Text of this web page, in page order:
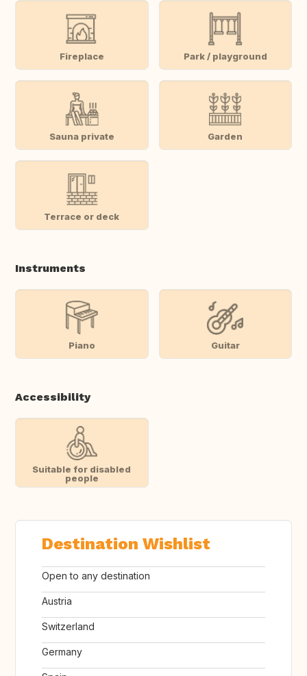
Fireplace Park / playground
Sauna private Garden
Terrace or deck
Instruments
Piano Guitar
Accessibility
Suitable for disabled
people
Destination Wishlist
Open to any destination
Austria
Switzerland
Germany